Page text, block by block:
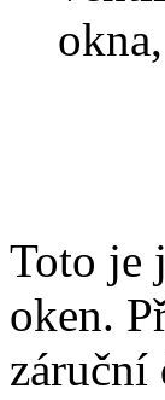
Toto je
oken.